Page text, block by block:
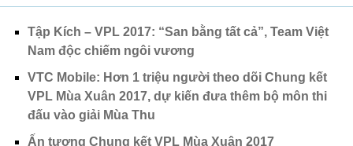
Tập Kích – VPL 2017: “San bằng tất cả”, Team Việt
Nam độc chiếm ngôi vương
VTC Mobile: Hơn 1 triệu người theo dõi Chung kết
VPL Mùa Xuân 2017, dự kiến đưa thêm bộ môn thi
đấu vào giải Mùa Thu
Ấn tượng Chung kết VPL Mùa Xuân 2017